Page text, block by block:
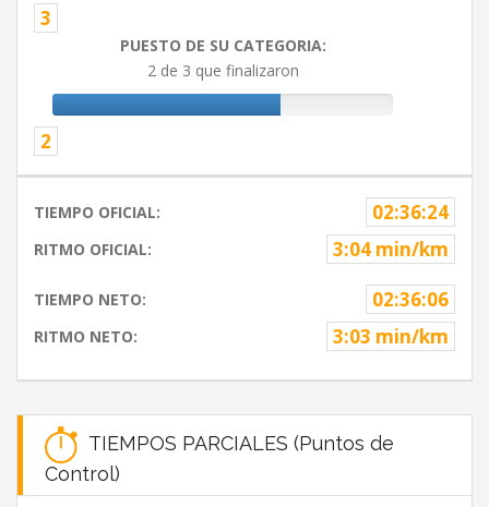
3
PUESTO DE SU CATEGORIA:
2 de 3 que finalizaron
2
TIEMPO OFICIAL: 02:36:24
RITMO OFICIAL: 3:04 min/km
TIEMPO NETO: 02:36:06
RITMO NETO: 3:03 min/km
TIEMPOS PARCIALES (Puntos de
Control)